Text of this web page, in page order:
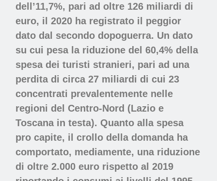
dell’11,7%, pari ad oltre 126 miliardi di
euro, il 2020 ha registrato il peggior
dato dal secondo dopoguerra. Un dato
su cui pesa la riduzione del 60,4% della
spesa dei turisti stranieri, pari ad una
perdita di circa 27 miliardi di cui 23
concentrati prevalentemente nelle
regioni del Centro-Nord (Lazio e
Toscana in testa). Quanto alla spesa
pro capite, il crollo della domanda ha
comportato, mediamente, una riduzione
di oltre 2.000 euro rispetto al 2019